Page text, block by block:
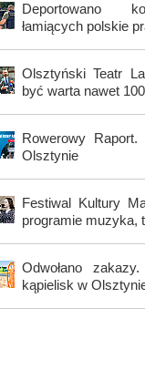
Deportowano
łamiących polskie
Olsztyński Teatr
być warta nawet
Rowerowy
Olsztynie
Festiwal Kultury
programie muzyka,
Odwołano
kąpielisk w